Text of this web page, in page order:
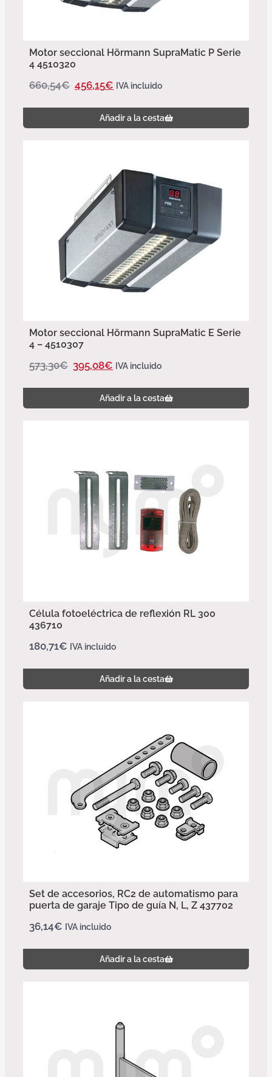
Motor seccional Hörmann SupraMatic P Serie
4 4510320
660,54€ 456,15€ IVA incluido
Añadir a la cesta
Motor seccional Hörmann SupraMatic E Serie
4 – 4510307
573,30€ 395,08€ IVA incluido
Añadir a la cesta
Célula fotoeléctrica de reflexión RL 300
436710
180,71€ IVA incluido
Añadir a la cesta
Set de accesorios, RC2 de automatismo para
puerta de garaje Tipo de guía N, L, Z 437702
36,14€ IVA incluido
Añadir a la cesta